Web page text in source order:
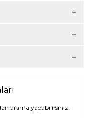
arama yapabilirsiniz.